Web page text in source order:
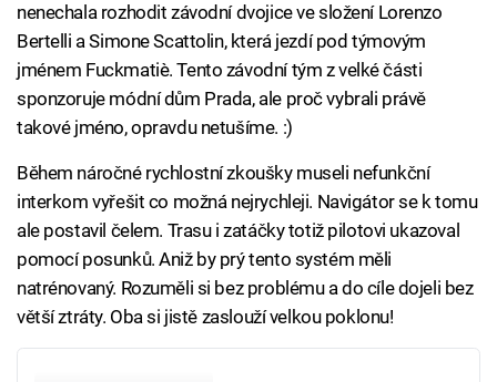
nenechala rozhodit závodní dvojice ve složení Lorenzo
Bertelli a Simone Scattolin, která jezdí pod týmovým
jménem Fuckmatiè. Tento závodní tým z velké části
sponzoruje módní dům Prada, ale proč vybrali právě
takové jméno, opravdu netušíme. :)
Během náročné rychlostní zkoušky museli nefunkční
interkom vyřešit co možná nejrychleji. Navigátor se k tomu
ale postavil čelem. Trasu i zatáčky totiž pilotovi ukazoval
pomocí posunků. Aniž by prý tento systém měli
natrénovaný. Rozuměli si bez problému a do cíle dojeli bez
větší ztráty. Oba si jistě zaslouží velkou poklonu!